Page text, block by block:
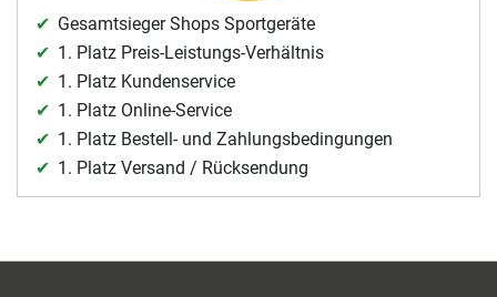
Gesamtsieger Shops Sportgeräte
1. Platz Preis-Leistungs-Verhältnis
1. Platz Kundenservice
1. Platz Online-Service
1. Platz Bestell- und Zahlungsbedingungen
1. Platz Versand / Rücksendung